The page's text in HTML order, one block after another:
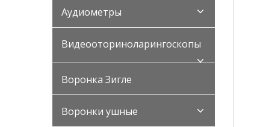
Аудиометры
Видеооториноларингоскопы
Воронка Зигле
Воронки ушные